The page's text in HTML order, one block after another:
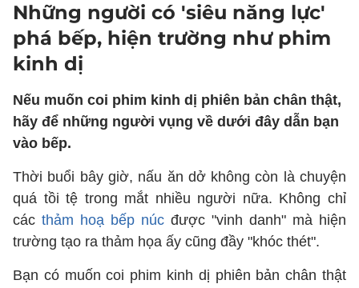
Những người có 'siêu năng lực'
phá bếp, hiện trường như phim
kinh dị
Nếu muốn coi phim kinh dị phiên bản chân thật,
hãy để những người vụng về dưới đây dẫn bạn
vào bếp.
Thời buổi bây giờ, nấu ăn dở không còn là chuyện
quá tồi tệ trong mắt nhiều người nữa. Không chỉ
các thảm hoạ bếp núc được "vinh danh" mà hiện
trường tạo ra thảm họa ấy cũng đầy "khóc thét".
Bạn có muốn coi phim kinh dị phiên bản chân thật